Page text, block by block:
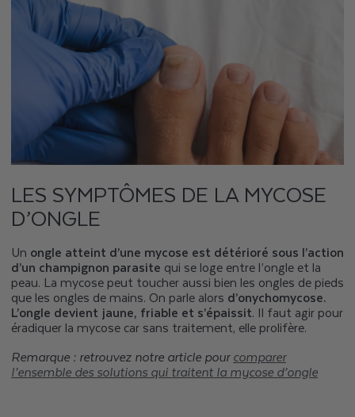
LES SYMPTÔMES DE LA MYCOSE
D’ONGLE
Un ongle atteint d’une mycose est détérioré sous l’action
d’un champignon parasite qui se loge entre l’ongle et la
peau. La mycose peut toucher aussi bien les ongles de pieds
que les ongles de mains. On parle alors d’onychomycose.
L’ongle devient jaune, friable et s’épaissit. Il faut agir pour
éradiquer la mycose car sans traitement, elle prolifère.
Remarque : retrouvez notre article pour comparer
l’ensemble des solutions qui traitent la mycose d’ongle